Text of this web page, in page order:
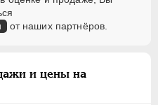
от наших партнёров.
и цены на